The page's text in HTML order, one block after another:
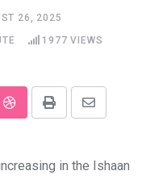
26, 2025
1977 VIEWS
StumbleUpon
Print
Share
Email